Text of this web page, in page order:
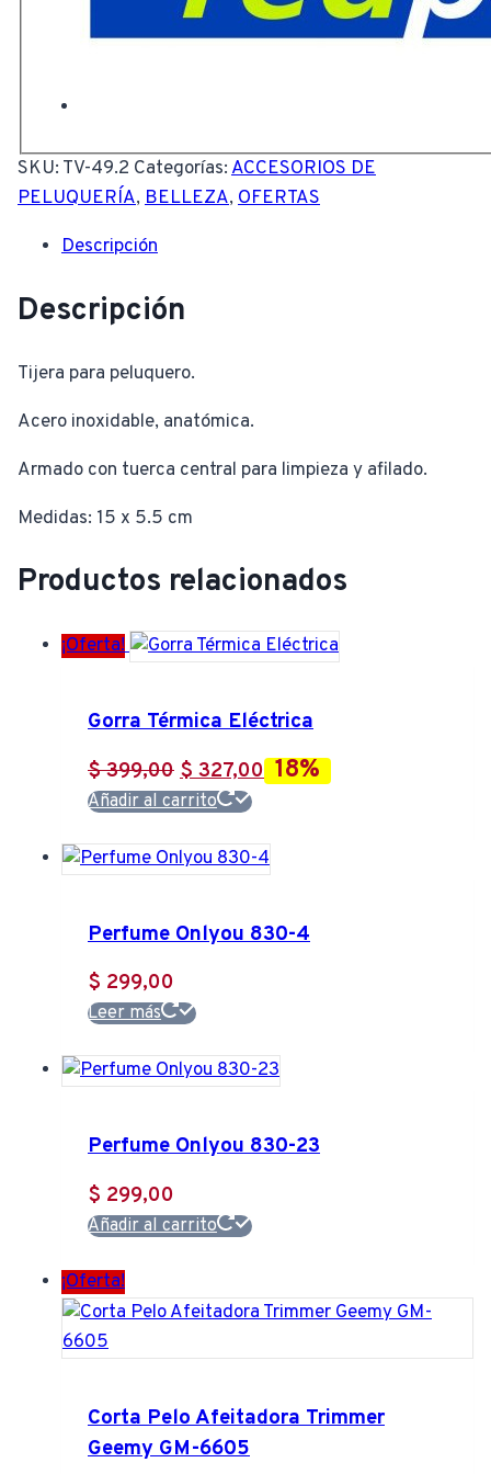
SKU: TV-49.2 Categorías:ACCESORIOS DE
PELUQUERÍA, BELLEZA, OFERTAS
Descripción
Descripción
Tijera para peluquero.
Acero inoxidable, anatómica.
Armado con tuerca central para limpieza y afilado.
Medidas: 15 x 5.5 cm
Productos relacionados
¡Oferta!
Gorra Térmica Eléctrica
$399,00 El
precio
era:
$ 327,00El
es:
18%
Añadir al carrito
Perfume Onlyou 830-4
$ 299,00
Leer más
Perfume Onlyou 830-23
$ 299,00
Añadir al carrito
¡Oferta!
Corta Pelo Afeitadora Trimmer
Geemy GM-6605